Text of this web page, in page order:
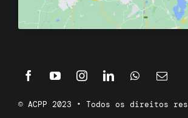
© ACPP 2023 • Todos os direitos